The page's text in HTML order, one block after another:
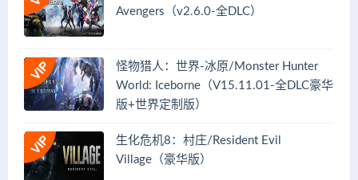
Avengers（v2.6.0-全DLC）
怪物猎人：世界-冰原/Monster Hunter
World: Iceborne（V15.11.01-全DLC豪华
版+世界定制版）
生化危机8：村庄/Resident Evil
Village（豪华版）